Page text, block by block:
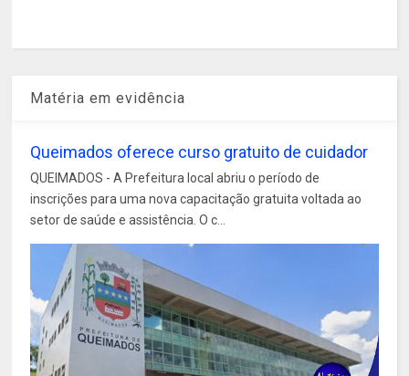
Matéria em evidência
Queimados oferece curso gratuito de cuidador
QUEIMADOS - A Prefeitura local abriu o período de
inscrições para uma nova capacitação gratuita voltada ao
setor de saúde e assistência. O c...